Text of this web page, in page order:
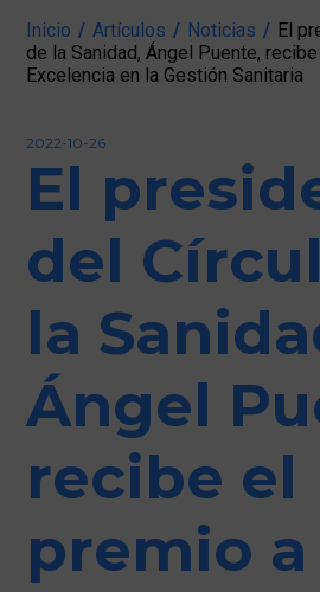
Inicio / Artículos / Noticias / El
de la Sanidad, Ángel Puente,
Excelencia en la Gestión Sanitaria
2022-10-26
El
del
la
Ángel
recibe el
premio a